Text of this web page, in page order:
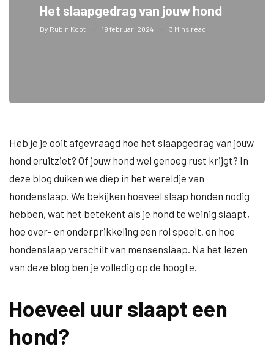
Het slaapgedrag van jouw hond
By Rubin Koot 19 februari 2024 3 Mins read
Heb je je ooit afgevraagd hoe het slaapgedrag van jouw
hond eruitziet? Of jouw hond wel genoeg rust krijgt? In
deze blog duiken we diep in het wereldje van
hondenslaap. We bekijken hoeveel slaap honden nodig
hebben, wat het betekent als je hond te weinig slaapt,
hoe over- en onderprikkeling een rol speelt, en hoe
hondenslaap verschilt van mensenslaap. Na het lezen
van deze blog ben je volledig op de hoogte.
Hoeveel uur slaapt een
hond?